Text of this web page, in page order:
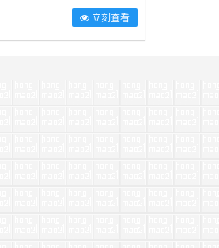
个英文字母都不清楚！特别
这四个字母 2.数字我只会写
期只会day、颜色只知道RED
立刻查看